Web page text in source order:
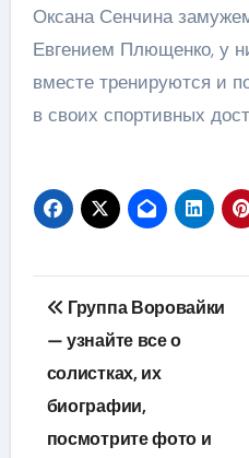
Оксана Сенчина
Евгением Плющенко, у
вместе тренируются и
в своих спортивных
Навигация
по
записям
Группа Воровайки
— узнайте все о
солистках, их
биографии,
посмотрите фото и